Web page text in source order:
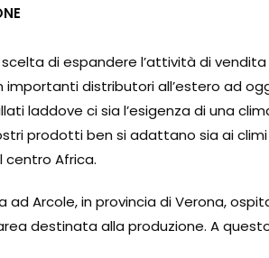
di espandere l’attività di
distributori all’estero ad
laddove ci sia l’esigenza di una
prodotti ben si adattano sia ai
Africa.
ad Arcole, in provincia di Verona,
destinata alla produzione. A